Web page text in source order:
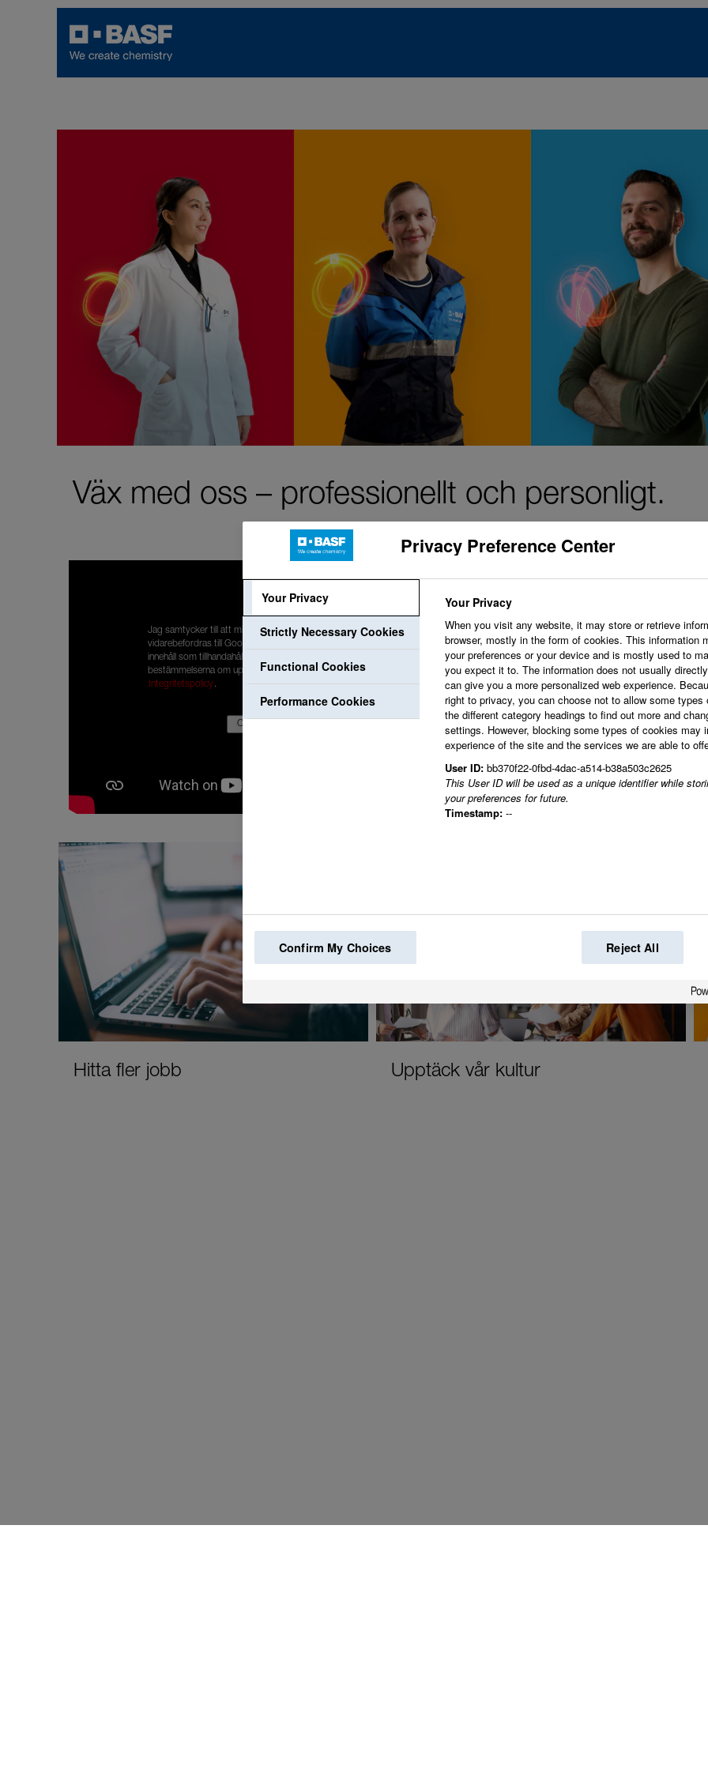
Väx med oss – professionellt och personligt.
Vi strävar efter att
uppskattar dig och
professionella
Tillsammans
Jag samtycker till att mina personuppgifter
vidarebefordras till Google så att jag kan ta del av
innehåll som tillhandahålls av YouTube. Jag har läst
bestämmelserna om uppgiftsskydd:
Integritetspolicy.
Hitta fler jobb Upptäck vår kultur
Privacy Preference Center
Your Privacy
Strictly Necessary Cookies
Functional Cookies
Performance Cookies
Your Privacy
When you visit any website, it may store or retrieve
browser, mostly in the form of cookies. This information
your preferences or your device and is mostly used to
you expect it to. The information does not usually
can give you a more personalized web experience.
right to privacy, you can choose not to allow some
the different category headings to find out more and
settings. However, blocking some types of cookies may
experience of the site and the services we are able to
User ID: bb370f22-0fbd-4dac-a514-b38a503c2625
This User ID will be used as a unique identifier while
your preferences for future.
Timestamp: --
Confirm My Choices Reject All